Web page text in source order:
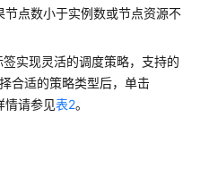
节点数小于实例数或节点资源不
实现灵活的调度策略，支持的
合适的策略类型后，单击
情请参见表2。